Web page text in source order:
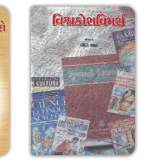
વિશ્વકોશવિમર્શ